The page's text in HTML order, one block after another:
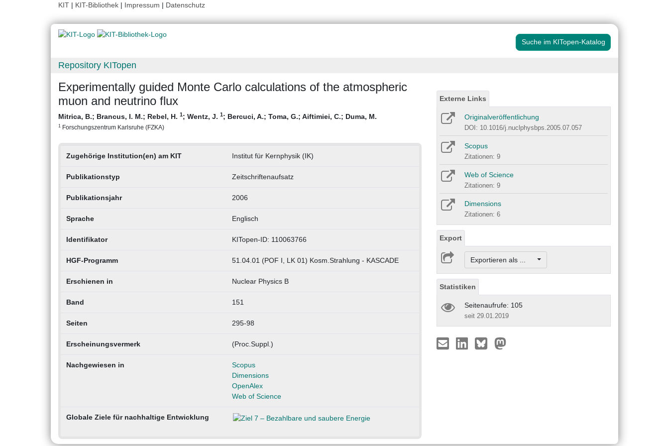
KIT | KIT-Bibliothek | Impressum | Datenschutz
Suche im KITopen-Katalog
Repository KITopen
Experimentally guided Monte Carlo calculations of the atmospheric
muon and neutrino flux
Mitrica, B.; Brancus, I. M.; Rebel, H. 1; Wentz, J. 1; Bercuci, A.; Toma, G.; Aiftimiei, C.; Duma, M.
1 Forschungszentrum Karlsruhe (FZKA)
Zugehörige Institution(en) am KIT Institut für Kernphysik (IK)
Publikationstyp Zeitschriftenaufsatz
Publikationsjahr 2006
Sprache Englisch
Identifikator KITopen-ID: 110063766
HGF-Programm 51.04.01 (POF I, LK 01) Kosm.Strahlung - KASCADE
Erschienen in Nuclear Physics B
Band 151
Seiten 295-98
Erscheinungsvermerk (Proc.Suppl.)
Nachgewiesen in
Scopus
Dimensions
OpenAlex
Web of Science
Globale Ziele für nachhaltige Entwicklung
Externe Links
Originalveröffentlichung
DOI: 10.1016/j.nuclphysbps.2005.07.057
Scopus
Zitationen: 9
Web of Science
Zitationen: 9
Dimensions
Zitationen: 6
Export
Exportieren als ...
Statistiken
Seitenaufrufe: 105
seit 29.01.2019